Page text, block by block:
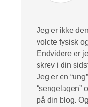
Jeg er ikke
voldte fysisk
Endvidere er
skrev i din
Jeg er en
“sengelagen”
på din blog.